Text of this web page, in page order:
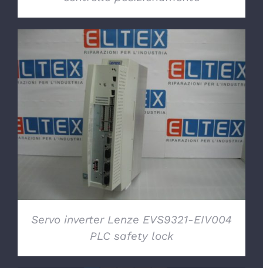
DETTAGLI
Servo inverter Lenze EVS9321-EIV004
PLC safety lock